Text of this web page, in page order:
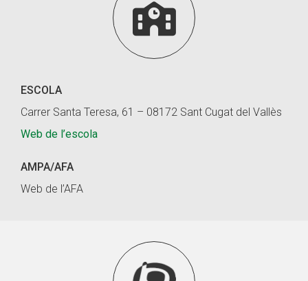

ESCOLA
Carrer Santa Teresa, 61 – 08172 Sant Cugat del Vallès
Web de l’escola
AMPA/AFA
Web de l’AFA